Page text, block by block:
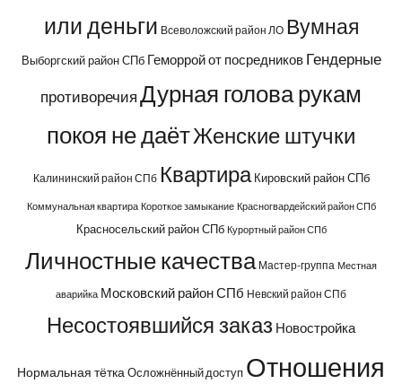
или деньги Всеволожский район ЛО Вумная
Выборгский район СПб Геморрой от посредников Гендерные
противоречияДурная голова рукам
покоя не даётЖенские штучки
Калининский район СПб Квартира Кировский район СПб
Коммунальная квартира Короткое замыкание Красногвардейский район СПб
Красносельский район СПб Курортный район СПб
Личностные качества Мастер-группа Местная
аварийка Московский район СПб Невский район СПб
Несостоявшийся заказ Новостройка
Нормальная тёткаОсложнённый доступ Отношения